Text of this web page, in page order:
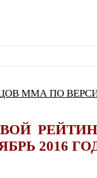
ММА ПО ВЕРСИИ
2016